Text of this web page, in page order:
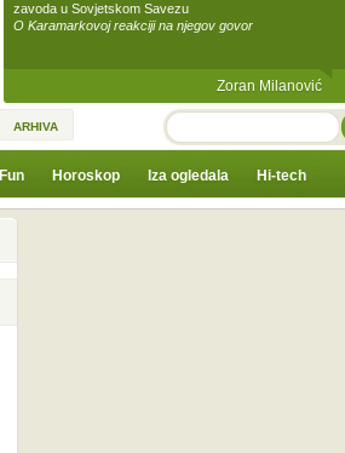
zavoda u Sovjetskom Savezu
O Karamarkovoj reakciji na njegov govor
Zoran Milanović
ARHIVA TRAŽI
Fun Horoskop Iza ogledala Hi-tech